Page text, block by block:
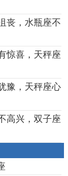
丧，水瓶座不
惊喜，天秤座
豫，天秤座心
高兴，双子座